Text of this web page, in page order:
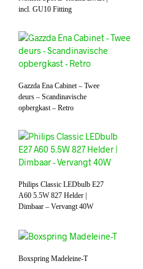
incl. GU10 Fitting
Gazzda Ena Cabinet – Twee
deurs – Scandinavische
opbergkast – Retro
Philips Classic LEDbulb E27
A60 5.5W 827 Helder |
Dimbaar – Vervangt 40W
Boxspring Madeleine-T